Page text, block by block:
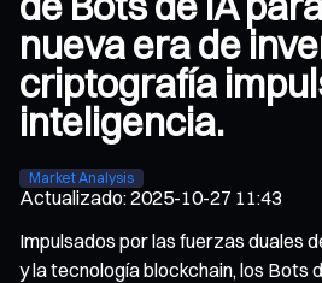
nueva era de
criptografía
inteligencia.
Market Analysis
Actualizado:2025-10-27 11:43
Impulsados por las fuerzas duales
y la tecnología blockchain, los Bots